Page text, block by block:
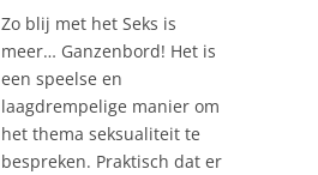
Zo blij met het Seks is
meer… Ganzenbord! Het is
een speelse en
laagdrempelige manier om
het thema seksualiteit te
bespreken. Praktisch dat er